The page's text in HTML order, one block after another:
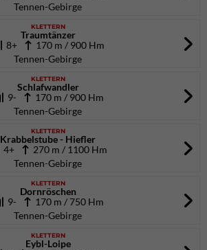
Tennen-Gebirge
KLETTERN
Traumtänzer
8+
170 m / 900 Hm
Tennen-Gebirge
KLETTERN
Schlafwandler
9- 170 m / 900 Hm
Tennen-Gebirge
KLETTERN
Krabbelstube - Hiefler
4+
270 m / 1100 Hm
Tennen-Gebirge
KLETTERN
Dornröschen
9- 170 m / 750 Hm
Tennen-Gebirge
KLETTERN
Eybl-Loipe